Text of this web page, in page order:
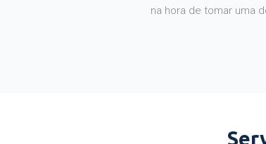
na hora de tomar uma